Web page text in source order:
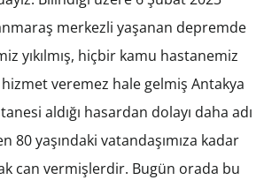
merkezli yaşanan depremde
yıkılmış, hiçbir kamu hastanemiz
veremez hale gelmiş Antakya
aldığı hasardan dolayı daha adı
80 yaşındaki vatandaşımıza kadar
can vermişlerdir. Bugün orada bu